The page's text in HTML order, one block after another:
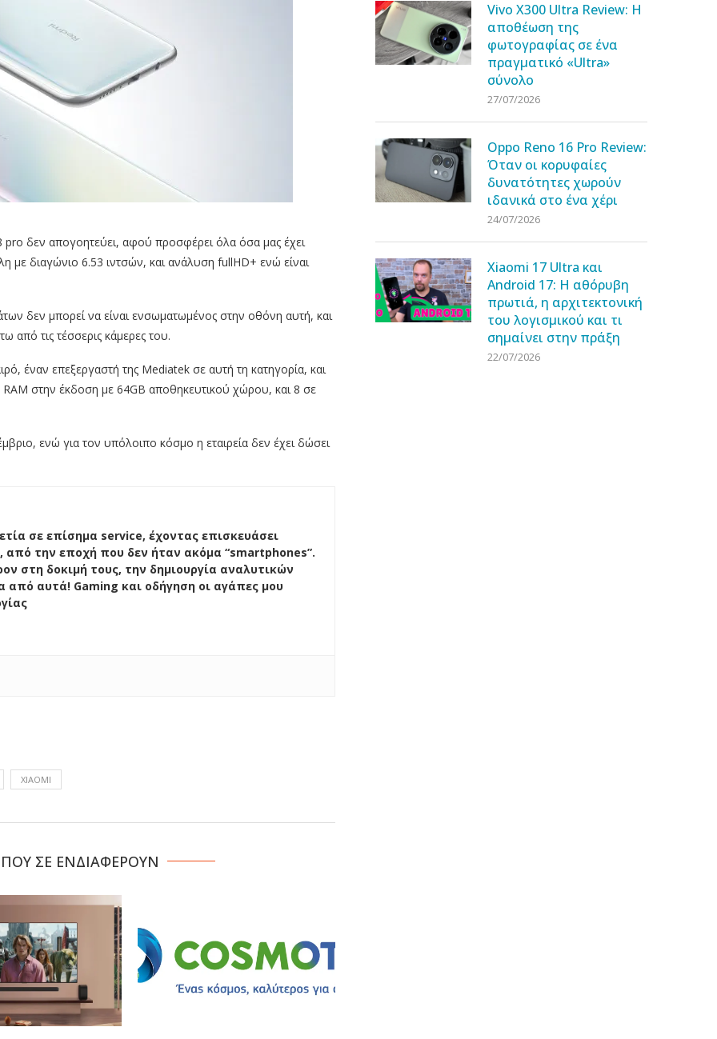
pro δεν απογοητεύει, αφού προσφέρει όλα όσα μας έχει
με διαγώνιο 6.53 ιντσών, και ανάλυση fullHD+ ενώ είναι
δεν μπορεί να είναι ενσωματωμένος στην οθόνη αυτή, και
από τις τέσσερις κάμερες του.
έναν επεξεργαστή της Mediatek σε αυτή τη κατηγορία, και
στην έκδοση με 64GB αποθηκευτικού χώρου, και 8 σε
ενώ για τον υπόλοιπο κόσμο η εταιρεία δεν έχει δώσει
σε επίσημα service, έχοντας επισκευάσει
από την εποχή που δεν ήταν ακόμα “smartphones”.
στη δοκιμή τους, την δημιουργία αναλυτικών
από αυτά! Gaming και οδήγηση οι αγάπες μου
XIAOMI
ΣΕ ΕΝΔΙΑΦΕΡΟΥΝ
Vivo X300 Ultra Review: Η
αποθέωση της
φωτογραφίας σε ένα
πραγματικό «Ultra»
σύνολο
27/07/2026
Oppo Reno 16 Pro Review:
Όταν οι κορυφαίες
δυνατότητες χωρούν
ιδανικά στο ένα χέρι
24/07/2026
Xiaomi 17 Ultra και
Android 17: Η αθόρυβη
πρωτιά, η αρχιτεκτονική
του λογισμικού και τι
σημαίνει στην πράξη
22/07/2026